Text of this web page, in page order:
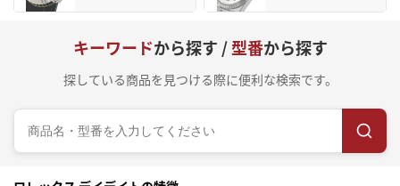
キーワードから探す /型番から探す
探している商品を見つける際に便利な検索です。